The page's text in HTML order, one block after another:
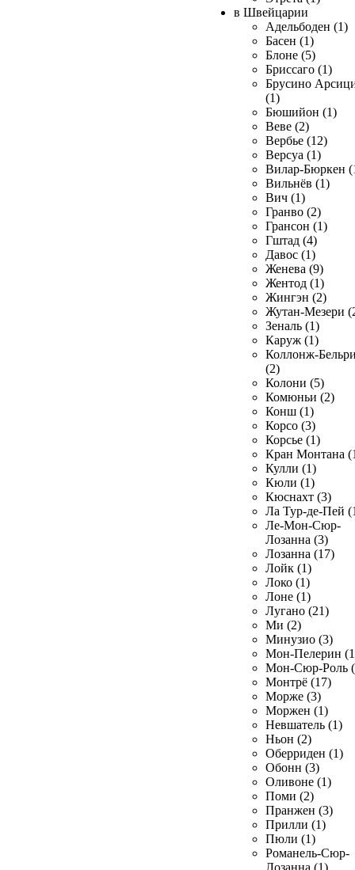
в Швейцарии
Адельбоден (1)
Басен (1)
Блоне (5)
Бриссаго (1)
Брусино
(1)
Бюшийон (1)
Веве (2)
Вербье (12)
Версуа (1)
Вилар-Бюркен
Вильнёв (1)
Вич (1)
Гранво (2)
Грансон (1)
Гштад (4)
Давос (1)
Женева (9)
Жентод (1)
Жингэн (2)
Жутан-Мезери
Зеналь (1)
Каруж (1)
Коллонж-
(2)
Колони (5)
Комюньи (2)
Конш (1)
Корсо (3)
Корсье (1)
Кран Монтана
Кулли (1)
Кюли (1)
Кюснахт (3)
Ла Тур-де-Пей
Ле-Мон-Сюр-
Лозанна (3)
Лозанна (17)
Лойк (1)
Локо (1)
Лоне (1)
Лугано (21)
Ми (2)
Минузио (3)
Мон-Пелерин
Мон-Сюр-Роль
Монтрё (17)
Морже (3)
Моржен (1)
Невшатель (1)
Ньон (2)
Оберриден (1)
Обонн (3)
Оливоне (1)
Поми (2)
Пранжен (3)
Прилли (1)
Пюли (1)
Романель-Сюр-
Лозанна (1)